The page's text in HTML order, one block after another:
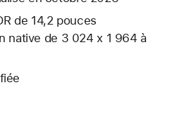
de 14,2 pouces
native de 3 024 x 1 964 à